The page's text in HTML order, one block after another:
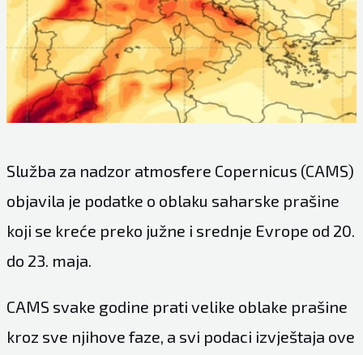
Služba za nadzor atmosfere Copernicus (CAMS)
objavila je podatke o oblaku saharske prašine
koji se kreće preko južne i srednje Evrope od 20.
do 23. maja.
CAMS svake godine prati velike oblake prašine
kroz sve njihove faze, a svi podaci izvještaja ove